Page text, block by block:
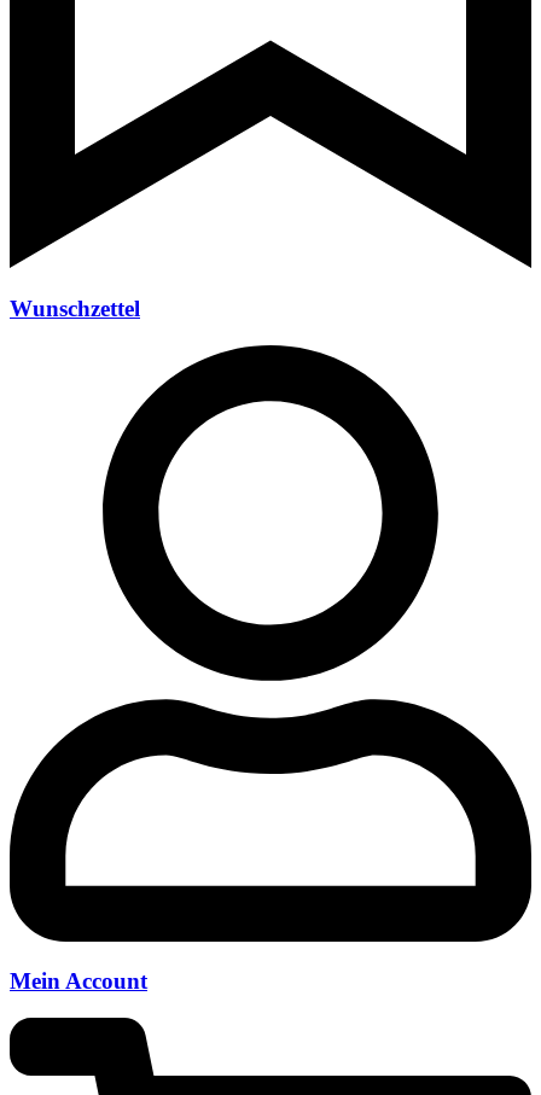
Wunschzettel
Mein Account